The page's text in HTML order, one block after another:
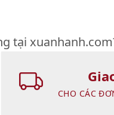
tại
CHO CÁC